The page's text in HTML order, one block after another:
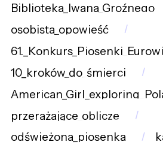
Biblioteka_Iwana_Groźnego
osobista_opowieść
10_kroków_do_śmierci
przerażające_oblicze
odświeżona_piosenka